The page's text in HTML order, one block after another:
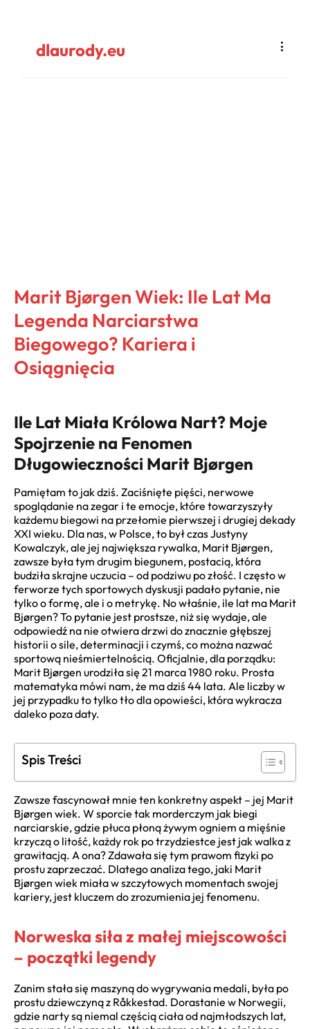
dlaurody.eu
Marit Bjørgen Wiek: Ile Lat Ma
Legenda Narciarstwa
Biegowego? Kariera i
Osiągnięcia
Ile Lat Miała Królowa Nart? Moje
Spojrzenie na Fenomen
Długowieczności Marit Bjørgen
Pamiętam to jak dziś. Zaciśnięte pięści, nerwowe
spoglądanie na zegar i te emocje, które towarzyszyły
każdemu biegowi na przełomie pierwszej i drugiej dekady
XXI wieku. Dla nas, w Polsce, to był czas Justyny
Kowalczyk, ale jej największa rywalka, Marit Bjørgen,
zawsze była tym drugim biegunem, postacią, która
budziła skrajne uczucia – od podziwu po złość. I często w
ferworze tych sportowych dyskusji padało pytanie, nie
tylko o formę, ale i o metrykę. No właśnie, ile lat ma Marit
Bjørgen? To pytanie jest prostsze, niż się wydaje, ale
odpowiedź na nie otwiera drzwi do znacznie głębszej
historii o sile, determinacji i czymś, co można nazwać
sportową nieśmiertelnością. Oficjalnie, dla porządku:
Marit Bjørgen urodziła się 21 marca 1980 roku. Prosta
matematyka mówi nam, że ma dziś 44 lata. Ale liczby w
jej przypadku to tylko tło dla opowieści, która wykracza
daleko poza daty.
Spis Treści
Zawsze fascynował mnie ten konkretny aspekt – jej Marit
Bjørgen wiek. W sporcie tak morderczym jak biegi
narciarskie, gdzie płuca płoną żywym ogniem a mięśnie
krzyczą o litość, każdy rok po trzydziestce jest jak walka z
grawitacją. A ona? Zdawała się tym prawom fizyki po
prostu zaprzeczać. Dlatego analiza tego, jaki Marit
Bjørgen wiek miała w szczytowych momentach swojej
kariery, jest kluczem do zrozumienia jej fenomenu.
Norweska siła z małej miejscowości
– początki legendy
Zanim stała się maszyną do wygrywania medali, była po
prostu dziewczyną z Råkkestad. Dorastanie w Norwegii,
gdzie narty są niemal częścią ciała od najmłodszych lat,